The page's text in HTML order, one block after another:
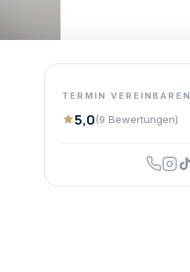
TERMIN VEREINBAREN
5,0(9 Bewertungen)